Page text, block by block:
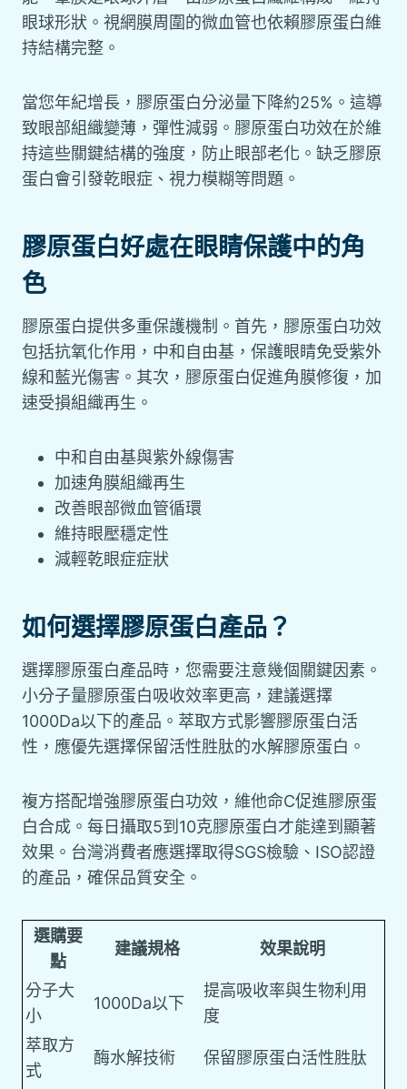
眼球形狀。視網膜周圍的微血管也依賴膠原蛋白維
持結構完整。
當您年紀增長，膠原蛋白分泌量下降約25%。這導
致眼部組織變薄，彈性減弱。膠原蛋白功效在於維
持這些關鍵結構的強度，防止眼部老化。缺乏膠原
蛋白會引發乾眼症、視力模糊等問題。
膠原蛋白好處在眼睛保護中的角
色
膠原蛋白提供多重保護機制。首先，膠原蛋白功效
包括抗氧化作用，中和自由基，保護眼睛免受紫外
線和藍光傷害。其次，膠原蛋白促進角膜修復，加
速受損組織再生。
中和自由基與紫外線傷害
加速角膜組織再生
改善眼部微血管循環
維持眼壓穩定性
減輕乾眼症症狀
如何選擇膠原蛋白產品？
選擇膠原蛋白產品時，您需要注意幾個關鍵因素。
小分子量膠原蛋白吸收效率更高，建議選擇
1000Da以下的產品。萃取方式影響膠原蛋白活
性，應優先選擇保留活性胜肽的水解膠原蛋白。
複方搭配增強膠原蛋白功效，維他命C促進膠原蛋
白合成。每日攝取5到10克膠原蛋白才能達到顯著
效果。台灣消費者應選擇取得SGS檢驗、ISO認證
的產品，確保品質安全。
選購要
點
建議規格 效果說明
分子大
小
1000Da以下
提高吸收率與生物利用
度
萃取方
式
酶水解技術 保留膠原蛋白活性胜肽